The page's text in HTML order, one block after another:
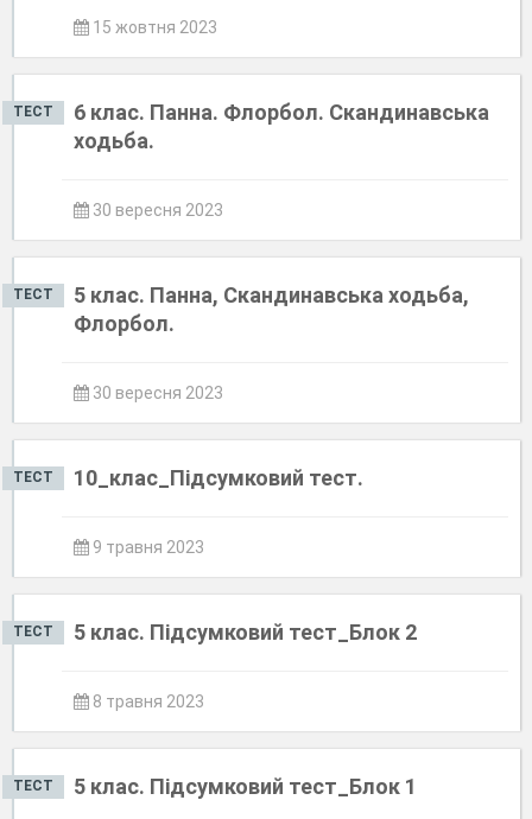
15 жовтня 2023
ТЕСТ
6 клас. Панна. Флорбол. Скандинавська
ходьба.
30 вересня 2023
ТЕСТ
5 клас. Панна, Скандинавська ходьба,
Флорбол.
30 вересня 2023
ТЕСТ 10_клас_Підсумковий тест.
9 травня 2023
ТЕСТ 5 клас. Підсумковий тест_Блок 2
8 травня 2023
ТЕСТ 5 клас. Підсумковий тест_Блок 1